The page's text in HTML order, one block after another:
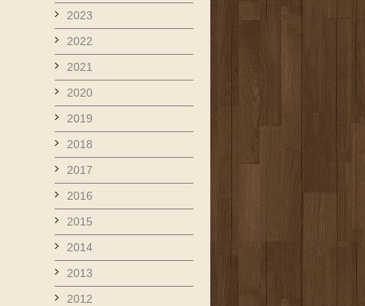
2023
2022
2021
2020
2019
2018
2017
2016
2015
2014
2013
2012